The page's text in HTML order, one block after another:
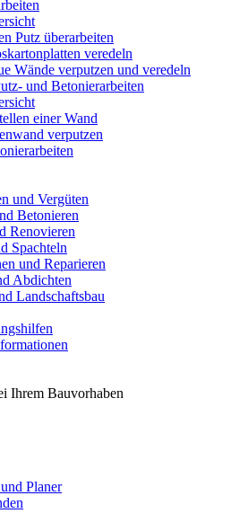
Putz überarbeiten
veredeln
Wände verputzen und veredeln
und Betonierarbeiten
einer Wand
verputzen
und Vergüten
Betonieren
Renovieren
Spachteln
und Reparieren
Abdichten
Landschaftsbau
Ihrem Bauvorhaben
Planer